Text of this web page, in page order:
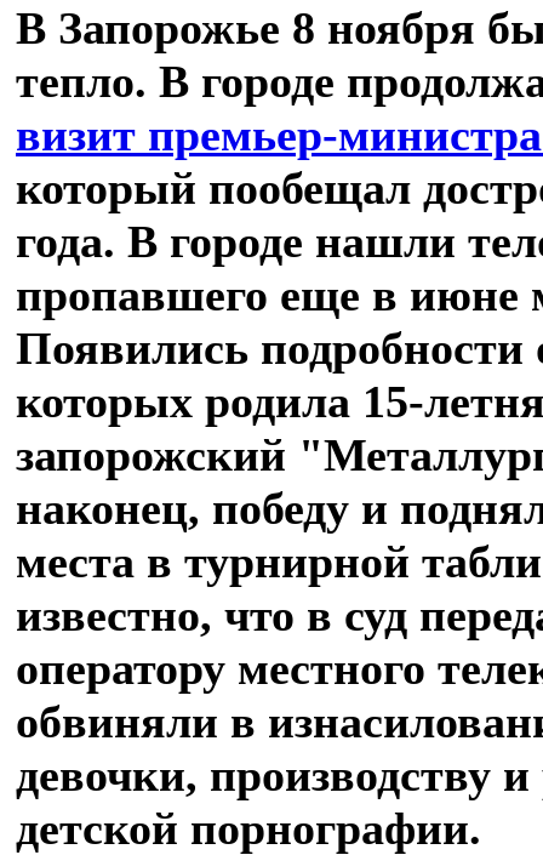
В Запорожье 8 ноября
тепло. В городе
визит премьер-
который пообещал
года. В городе нашли
пропавшего еще в июне
Появились подробности
которых родила 15-
запорожский
наконец, победу и
места в турнирной
известно, что в суд
оператору местного
обвиняли в
девочки, производству
детской порнографии.